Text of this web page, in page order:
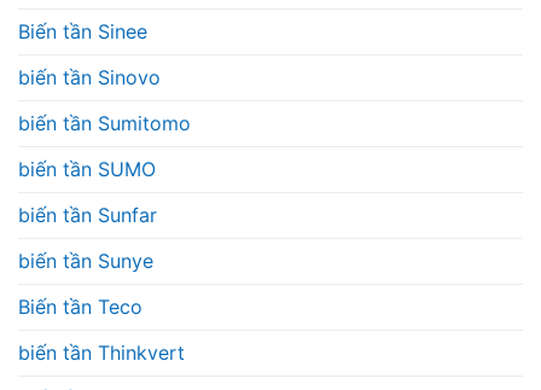
Biến tần Sinee
biến tần Sinovo
biến tần Sumitomo
biến tần SUMO
biến tần Sunfar
biến tần Sunye
Biến tần Teco
biến tần Thinkvert